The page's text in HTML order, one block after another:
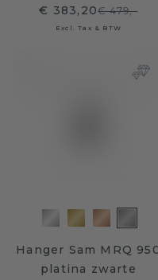
€ 383,20€ 479,-
Excl. Tax & BTW
Hanger Sam MRQ
platina zwarte